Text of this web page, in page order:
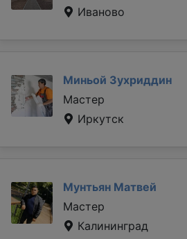
Иваново
Миньой Зухриддин
Мастер
Иркутск
Мунтьян Матвей
Мастер
Калининград